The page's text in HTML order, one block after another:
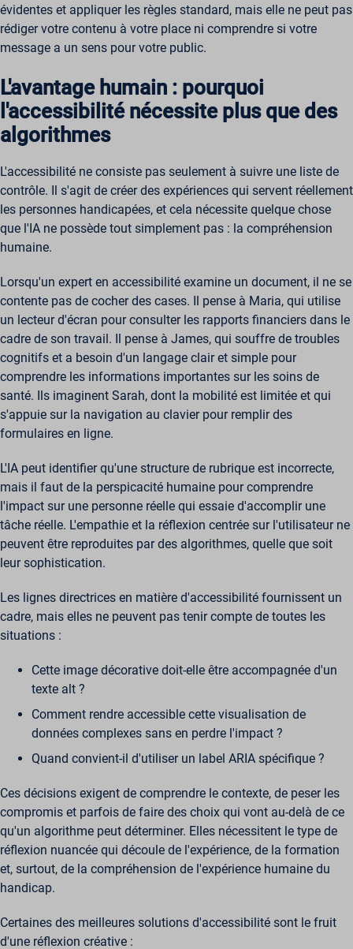
évidentes et appliquer les règles standard, mais elle ne peut pas
rédiger votre contenu à votre place ni comprendre si votre
message a un sens pour votre public.
L'avantage humain : pourquoi
l'accessibilité nécessite plus que des
algorithmes
L'accessibilité ne consiste pas seulement à suivre une liste de
contrôle. Il s'agit de créer des expériences qui servent réellement
les personnes handicapées, et cela nécessite quelque chose
que l'IA ne possède tout simplement pas : la compréhension
humaine.
Lorsqu'un expert en accessibilité examine un document, il ne se
contente pas de cocher des cases. Il pense à Maria, qui utilise
un lecteur d'écran pour consulter les rapports financiers dans le
cadre de son travail. Il pense à James, qui souffre de troubles
cognitifs et a besoin d'un langage clair et simple pour
comprendre les informations importantes sur les soins de
santé. Ils imaginent Sarah, dont la mobilité est limitée et qui
s'appuie sur la navigation au clavier pour remplir des
formulaires en ligne.
L'IA peut identifier qu'une structure de rubrique est incorrecte,
mais il faut de la perspicacité humaine pour comprendre
l'impact sur une personne réelle qui essaie d'accomplir une
tâche réelle. L'empathie et la réflexion centrée sur l'utilisateur ne
peuvent être reproduites par des algorithmes, quelle que soit
leur sophistication.
Les lignes directrices en matière d'accessibilité fournissent un
cadre, mais elles ne peuvent pas tenir compte de toutes les
situations :
Cette image décorative doit-elle être accompagnée d'un
texte alt ?
Comment rendre accessible cette visualisation de
données complexes sans en perdre l'impact ?
Quand convient-il d'utiliser un label ARIA spécifique ?
Ces décisions exigent de comprendre le contexte, de peser les
compromis et parfois de faire des choix qui vont au-delà de ce
qu'un algorithme peut déterminer. Elles nécessitent le type de
réflexion nuancée qui découle de l'expérience, de la formation
et, surtout, de la compréhension de l'expérience humaine du
handicap.
Certaines des meilleures solutions d'accessibilité sont le fruit
d'une réflexion créative :